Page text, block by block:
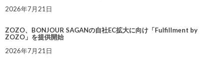
2026年7月21日
ZOZO、BONJOUR SAGANの自社EC拡大に向け「Fulfillment by
ZOZO」を提供開始
2026年7月21日